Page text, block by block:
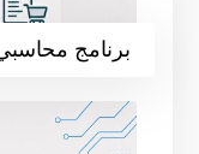
برنامج